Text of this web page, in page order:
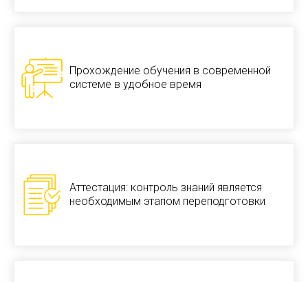
Прохождение обучения в современной
системе в удобное время
Аттестация: контроль знаний является
необходимым этапом переподготовки